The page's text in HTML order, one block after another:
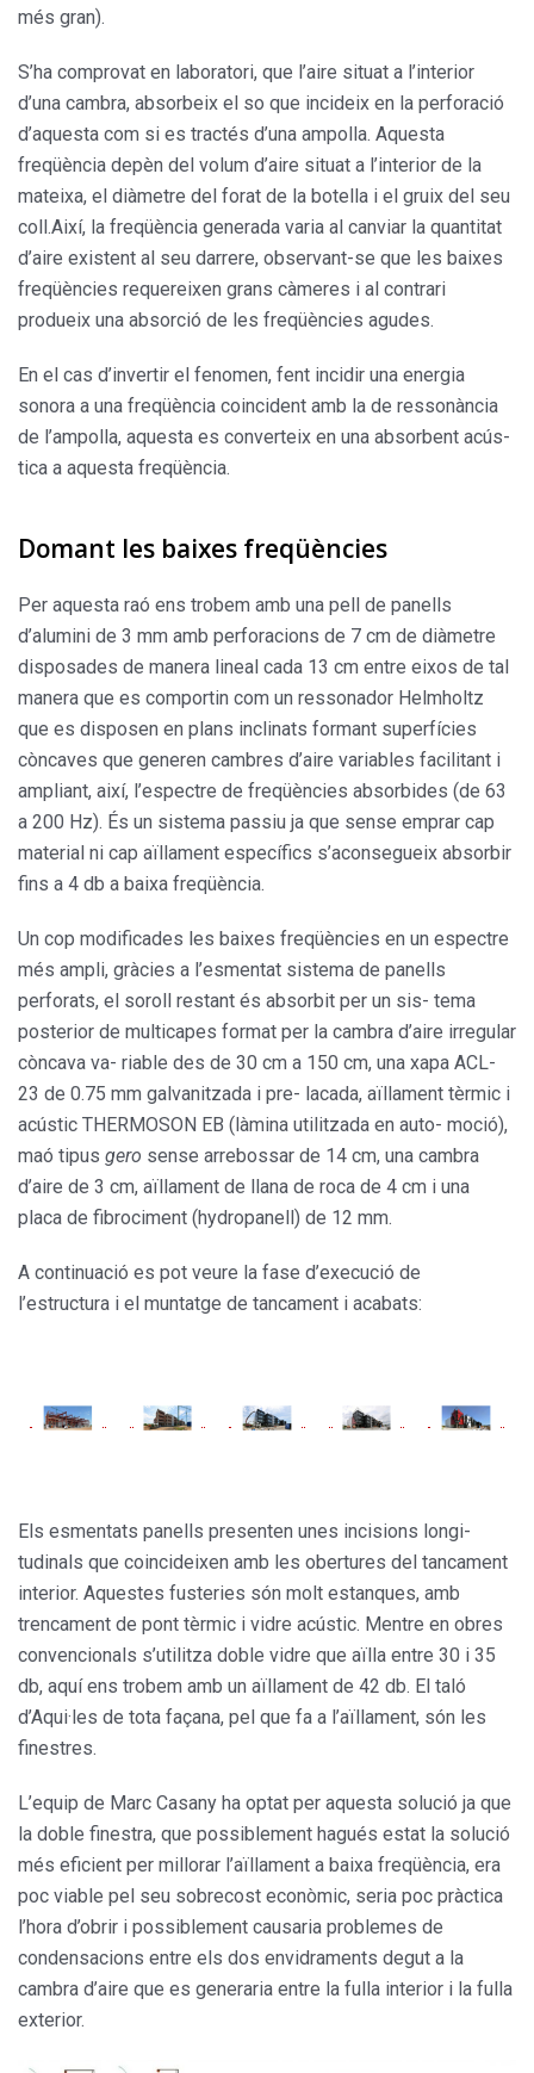
més gran).
S’ha comprovat en laboratori, que l’aire situat a l’interior
d’una cambra, absorbeix el so que incideix en la perforació
d’aquesta com si es tractés d’una ampolla. Aquesta
freqüència depèn del volum d’aire situat a l’interior de la
mateixa, el diàmetre del forat de la botella i el gruix del seu
coll.Així, la freqüència generada varia al canviar la quantitat
d’aire existent al seu darrere, observant-se que les bai­xes
freqüències requereixen grans càmeres i al contrari
produeix una absorció de les freqüències agudes.
En el cas d’invertir el fenomen, fent incidir una energia
sonora a una freqüència coincident amb la de ressonància
de l’ampolla, aquesta es converteix en una absorbent acús­
tica a aquesta freqüència.
Domant les baixes freqüències
Per aquesta raó ens trobem amb una pell de panells
d’alumini de 3 mm amb perforacions de 7 cm de diàme­tre
disposades de manera lineal cada 13 cm entre eixos de tal
manera que es comportin com un ressonador Helmholtz
que es disposen en plans inclinats formant superfícies
còncaves que generen cambres d’aire vari­ables facilitant i
ampliant, així, l’espectre de freqüències absorbides (de 63
a 200 Hz). És un sistema passiu ja que sense emprar cap
material ni cap aïllament específics s’aconsegueix absorbir
fins a 4 db a baixa freqüència.
Un cop modificades les baixes freqüències en un espec­tre
més ampli, gràcies a l’esmentat sistema de panells
perforats, el soroll restant és absorbit per un sis- tema
posterior de multicapes format per la cambra d’aire irre­gular
còncava va- riable des de 30 cm a 150 cm, una xapa ACL-
23 de 0.75 mm galvanitzada i pre- lacada, aïllament tèrmic i
acústic THERMOSON EB (làmina utilitzada en auto- moció),
maó tipus gero sense arrebossar de 14 cm, una cambra
d’aire de 3 cm, aïllament de llana de roca de 4 cm i una
placa de fibrociment (hydropanell) de 12 mm.
A continuació es pot veure la fase d’execució de
l’estructura i el muntatge de tancament i acabats:
Els esmentats panells presenten unes incisions longi­
tudinals que coincideixen amb les obertures del tanca­ment
interior. Aquestes fusteries són molt estanques, amb
trencament de pont tèrmic i vidre acústic. Mentre en obres
convencionals s’utilitza doble vidre que aïlla entre 30 i 35
db, aquí ens trobem amb un aïllament de 42 db. El taló
d’Aqui·les de tota façana, pel que fa a l’aïlla­ment, són les
finestres.
L’equip de Marc Casany ha optat per aquesta solució ja que
la doble finestra, que possiblement hagués estat la solució
més eficient per millorar l’aïllament a baixa freqüència, era
poc viable pel seu sobrecost econòmic, seria poc pràctica
l’hora d’obrir i possiblement causa­ria problemes de
condensacions entre els dos envidra­ments degut a la
cambra d’aire que es generaria entre la fulla interior i la fulla
exterior.